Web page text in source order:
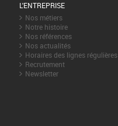
L'ENTREPRISE
Nos métiers
Notre histoire
Nos références
Nos actualités
Horaires des lignes régulières
Recrutement
Newsletter